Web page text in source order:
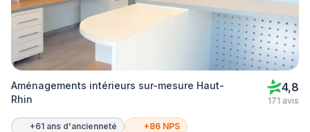
Aménagements intérieurs sur-mesure Haut-
Rhin
4,8
171 avis
+61 ans d'ancienneté +86 NPS